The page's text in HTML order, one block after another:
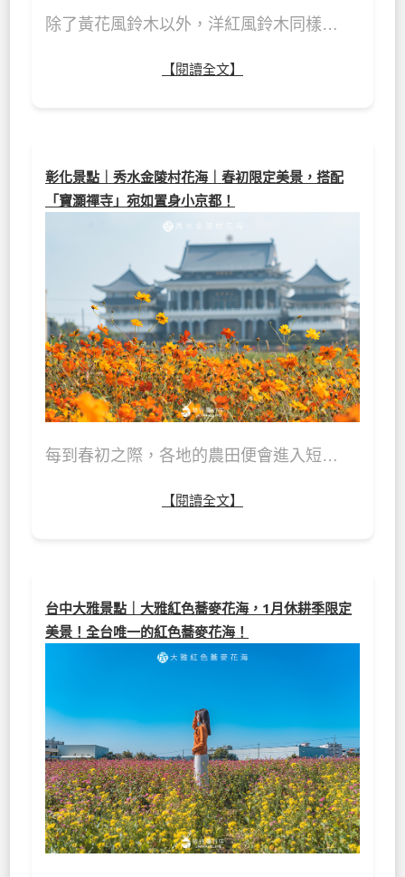
除了黃花風鈴木以外，洋紅風鈴木同樣…
【閱讀全文】
彰化景點｜秀水金陵村花海｜春初限定美景，搭配
「寶灝禪寺」宛如置身小京都！
每到春初之際，各地的農田便會進入短…
【閱讀全文】
台中大雅景點｜大雅紅色蕎麥花海，1月休耕季限定
美景！全台唯一的紅色蕎麥花海！